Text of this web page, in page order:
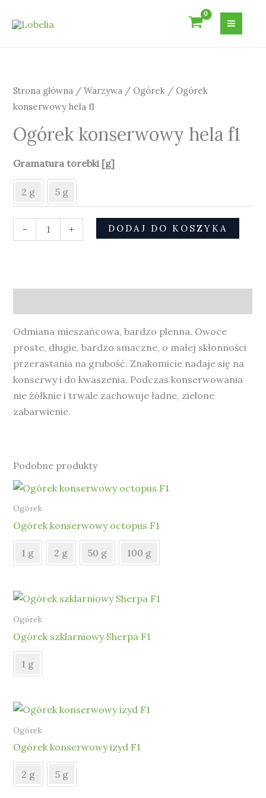
Strona główna /Warzywa / Ogórek / Ogórek
konserwowy hela f1
Ogórek konserwowy hela f1
Gramatura torebki [g]
2 g 5 g
-
konserwowy
hela
+ DODAJ DO KOSZYKA
Odmiana mieszańcowa, bardzo plenna. Owoce
proste, długie, bardzo smaczne, o małej skłonności
przerastania na grubość. Znakomicie nadaje się na
konserwy i do kwaszenia. Podczas konserwowania
nie żółknie i trwale zachowuje ładne, zielone
zabarwienie.
Podobne produkty
Ogórek
Ogórek konserwowy octopus F1
1 g 2 g 50 g 100 g
Ogórek
Ogórek szklarniowy Sherpa F1
1 g
Ogórek
Ogórek konserwowy izyd F1
2 g 5 g